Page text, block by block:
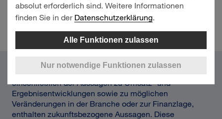
Annette Walter
Einige der im Lagebericht enthaltenen Angaben,
einschließlich der Aussagen zu Umsatz- und
Ergebnisentwicklungen sowie zu möglichen
Veränderungen in der Branche oder zur Finanzlage,
enthalten zukunftsbezogene Aussagen. Diese
absolut erforderlich sind. Weitere Informationen
finden Sie in der Datenschutzerklärung.
Nur notwendige Funktionen zulassen
Alle Funktionen zulassen